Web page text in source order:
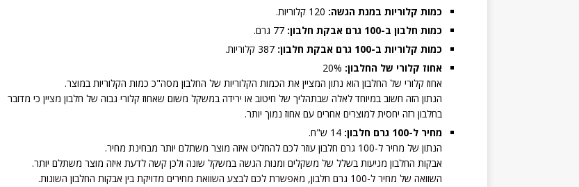
כמות קלוריות במנת הגשה:
כמות חלבון ב-100 גרם אבקת חלבון:
כמות קלוריות ב-100 גרם אבקת חלבון:
אחוז קלורי של החלבון:
אחוז קלורי של החלבון הוא נתון המציין את הכמות הקלוריות של החלבון מסה"כ כמות הקלוריות במוצר.
הנתון הזה חשוב במיוחד לאלה שבתהליך של חיטוב או ירידה במשקל משום שאחוז קלורי גבוה של חלבון מציין כי מדובר
בחלבון רזה יחסית למוצרים אחרים עם אחוז נמוך יותר.
מחיר ל-100 גרם חלבון:
הנתון של מחיר ל-100 גרם חלבון עוזר לכם להחליט איזה מוצר משתלם יותר מבחינת מחיר.
אבקות החלבון מגיעות בשלל של משקלים ומנות הגשה במשקל שונה ולכן קשה לדעת איזה מוצר משתלם יותר.
השוואה של מחיר ל-100 גרם חלבון, מאפשרת לכם לבצע השוואת מחירים מדויקת בין אבקות החלבון השונות.